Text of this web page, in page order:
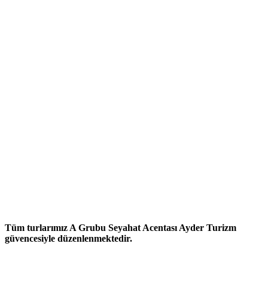
Tüm turlarımız A Grubu Seyahat Acentası Ayder Turizm
güvencesiyle düzenlenmektedir.